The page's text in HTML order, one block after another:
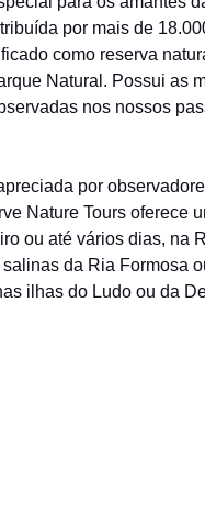
por mais de
como reserva
Natural. Possui as
nos nossos
por
Nature Tours oferece
ou até vários dias, na
da Ria Formosa
ilhas do Ludo ou da